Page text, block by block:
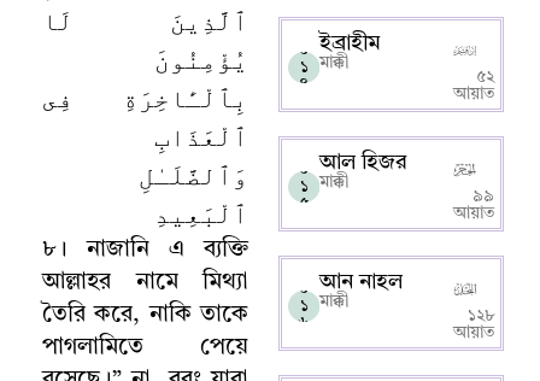
ٱلَّذِينَ لَا
يُؤْمِنُونَ
بِٱلْـَٔاخِرَةِ فِى
ٱلْعَذَابِ
وَٱلضَّلَـٰلِ
ٱلْبَعِيدِ
৮।
নাজানি এ ব্যক্তি
আল্লাহর নামে মিথ্যা
তৈরি করে,নাকি তাকে
পাগলামিতে পেয়ে
০
১
৪
ইব্রাহীম
মাক্কী
৫২
আয়াত
০
১
৫
আল হিজর
মাক্কী
৯৯
আয়াত
০
১
৬
আন নাহল
মাক্কী
১২৮
আয়াত